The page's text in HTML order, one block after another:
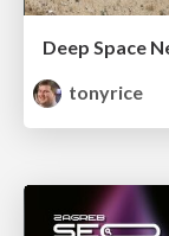
Deep Space
tonyrice